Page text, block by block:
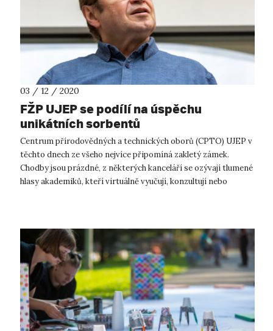
03 / 12 / 2020
FŽP UJEP se podílí na úspěchu
unikátních sorbentů
Centrum přírodovědných a technických oborů (CPTO) UJEP v
těchto dnech ze všeho nejvíce připomíná zakletý zámek.
Chodby jsou prázdné, z některých kanceláří se ozývají tlumené
hlasy akademiků, kteří virtuálně vyučují, konzultují nebo